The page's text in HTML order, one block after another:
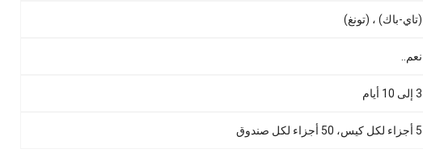
(تاي-باك) ، (تونغ)
نعم..
3 إلى 10 أيام
5 أجزاء لكل كيس، 50 أجزاء لكل صندوق